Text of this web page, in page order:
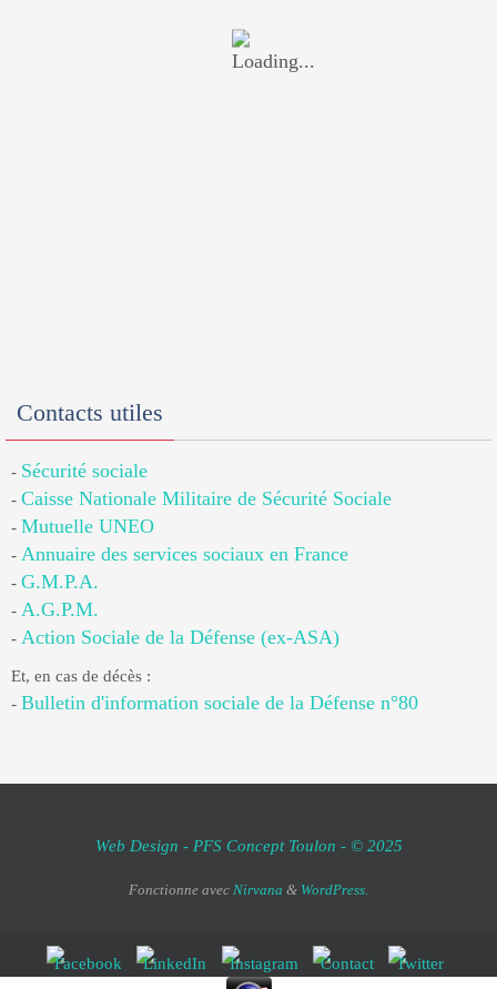
Contacts utiles
- Sécurité sociale
- Caisse Nationale Militaire de Sécurité Sociale
- Mutuelle UNEO
- Annuaire des services sociaux en France
- G.M.P.A.
- A.G.P.M.
- Action Sociale de la Défense (ex-ASA)
Et, en cas de décès :
- Bulletin d'information sociale de la Défense n°80
Web Design - PFS Concept Toulon - © 2025
Fonctionne avec Nirvana & WordPress.